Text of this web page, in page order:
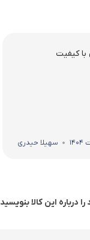
کیفیت
سهیلا حیدری
درباره این کالا بنویسید